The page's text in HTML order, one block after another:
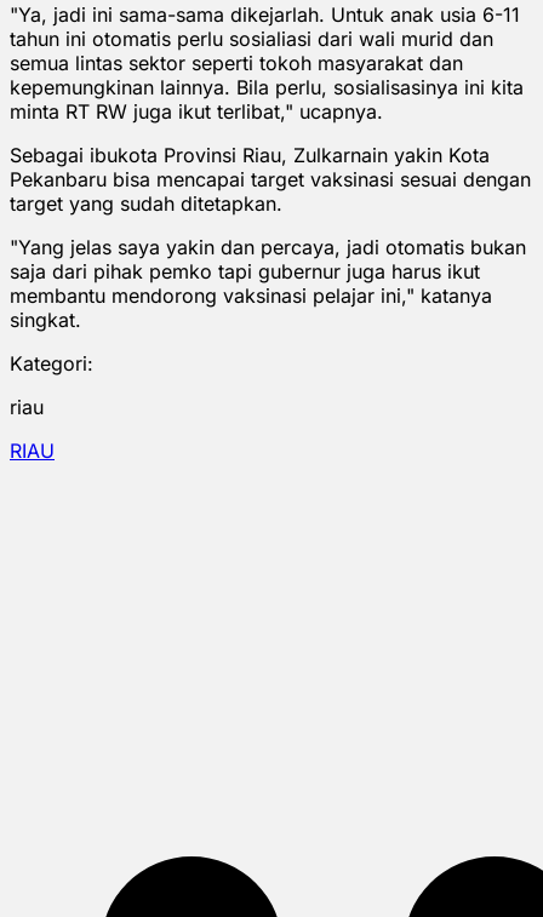
"Ya, jadi ini sama-sama dikejarlah. Untuk anak usia 6-11
tahun ini otomatis perlu sosialiasi dari wali murid dan
semua lintas sektor seperti tokoh masyarakat dan
kepemungkinan lainnya. Bila perlu, sosialisasinya ini kita
minta RT RW juga ikut terlibat," ucapnya.
Sebagai ibukota Provinsi Riau, Zulkarnain yakin Kota
Pekanbaru bisa mencapai target vaksinasi sesuai dengan
target yang sudah ditetapkan.
"Yang jelas saya yakin dan percaya, jadi otomatis bukan
saja dari pihak pemko tapi gubernur juga harus ikut
membantu mendorong vaksinasi pelajar ini," katanya
singkat.
Kategori:
riau
RIAU